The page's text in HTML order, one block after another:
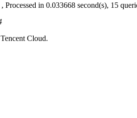
, Processed in 0.033668 second(s), 15
Cloud.